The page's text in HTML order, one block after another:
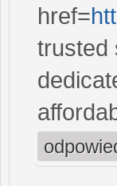
href=
trusted